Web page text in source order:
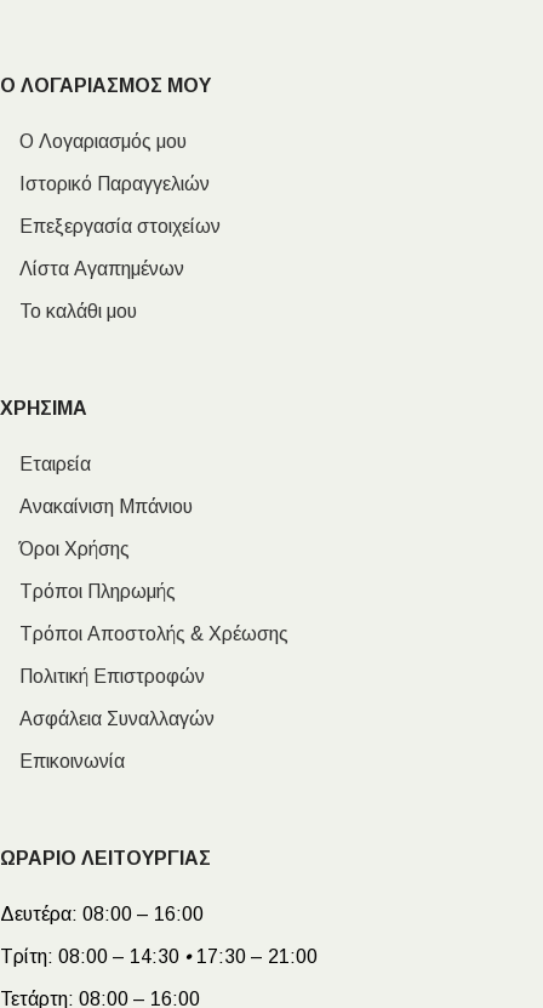
Ο ΛΟΓΑΡΙΑΣΜΟΣ ΜΟΥ
Ο Λογαριασμός μου
Ιστορικό Παραγγελιών
Επεξεργασία στοιχείων
Λίστα Αγαπημένων
Το καλάθι μου
ΧΡΗΣΙΜΑ
Εταιρεία
Ανακαίνιση Μπάνιου
Όροι Χρήσης
Τρόποι Πληρωμής
Τρόποι Αποστολής & Χρέωσης
Πολιτική Επιστροφών
Ασφάλεια Συναλλαγών
Επικοινωνία
ΩΡΑΡΙΟ ΛΕΙΤΟΥΡΓΙΑΣ
Δευτέρα: 08:00 – 16:00
Τρίτη: 08:00 – 14:30 •17:30 – 21:00
Τετάρτη: 08:00 – 16:00